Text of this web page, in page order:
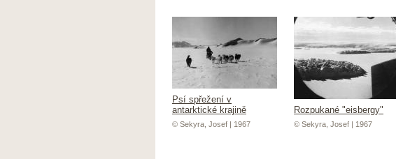
Psí spřežení v
antarktické krajině
© Sekyra, Josef | 1967
Rozpukané "eisbergy"
© Sekyra, Josef | 1967